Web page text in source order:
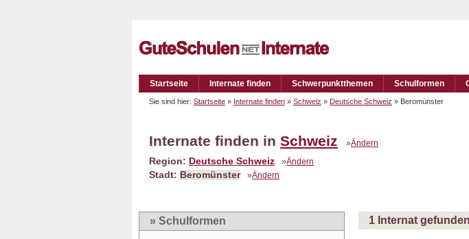
Startseite Internate finden Schwerpunktthemen Schulformen
Sie sind hier: Startseite » Internate finden » Schweiz » Deutsche Schweiz » Beromünster
Internate finden in Schweiz »Ändern
Region: Deutsche Schweiz »Ändern
Stadt: Beromünster »Ändern
» Schulformen 1 Internat gefunden